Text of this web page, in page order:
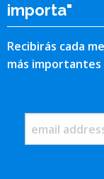
importa"
Recibirás cada
más